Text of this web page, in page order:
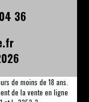
36
de moins de 18 ans.
de la vente en ligne